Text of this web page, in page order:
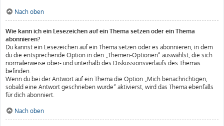
Nach oben
Wie kann ich ein Lesezeichen auf ein Thema setzen oder ein Thema
abonnieren?
Du kannst ein Lesezeichen auf ein Thema setzen oder es abonnieren, in dem
du die entsprechende Option in den „Themen-Optionen“ auswählst, die sich
normalerweise ober- und unterhalb des Diskussionsverlaufs des Themas
befinden.
Wenn du bei der Antwort auf ein Thema die Option „Mich benachrichtigen,
sobald eine Antwort geschrieben wurde“ aktivierst, wird das Thema ebenfalls
für dich abonniert.
Nach oben